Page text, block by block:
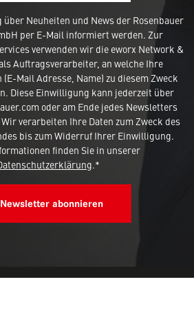
Neuheiten und News der Rosenbauer
per E-Mail informiert werden. Zur
verwenden wir die eworx Network &
Auftragsverarbeiter, an welche Ihre
(E-Mail Adresse, Name) zu diesem Zweck
Diese Einwilligung kann jederzeit über
oder am Ende jedes Newsletters
verarbeiten Ihre Daten zum Zweck des
bis zum Widerruf Ihrer Einwilligung.
finden Sie in unserer
.*
abonnieren